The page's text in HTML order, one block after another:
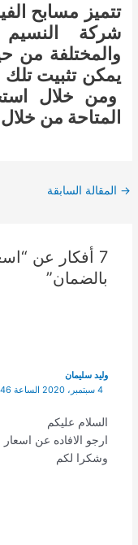
تتميز مسابح
شركة النسيم
والمختلفة من
يمكن تثبيت
ومن خلال
المتاحة من
Post
→ المقالة السابقة
7 أفكار عن
بالضمان”
وليد سليمان
4 سبتمبر، 2020 الساعة 1:46 م
السلام عليكم
ارجو الافاده عن اسعار
وشكرا لكم